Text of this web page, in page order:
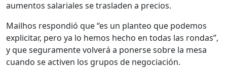
aumentos salariales se trasladen a precios.
Mailhos respondió que “es un planteo que podemos
explicitar, pero ya lo hemos hecho en todas las rondas”,
y que seguramente volverá a ponerse sobre la mesa
cuando se activen los grupos de negociación.